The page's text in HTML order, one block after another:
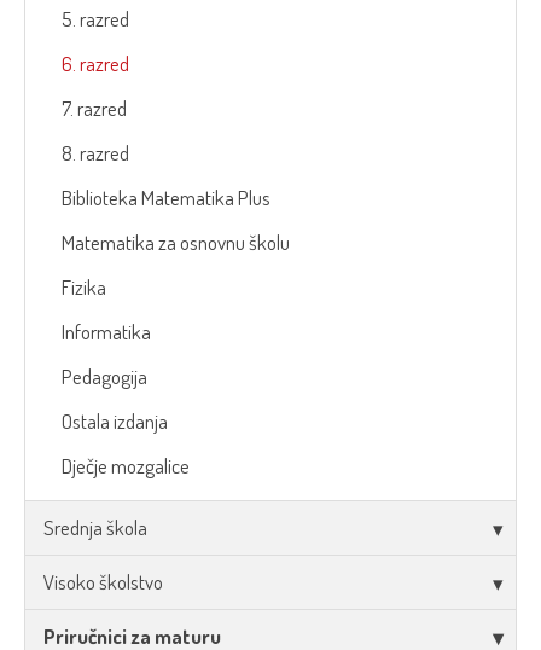
5. razred
6. razred
7. razred
8. razred
Biblioteka Matematika Plus
Matematika za osnovnu školu
Fizika
Informatika
Pedagogija
Ostala izdanja
Dječje mozgalice
Srednja škola
Visoko školstvo
Priručnici za maturu